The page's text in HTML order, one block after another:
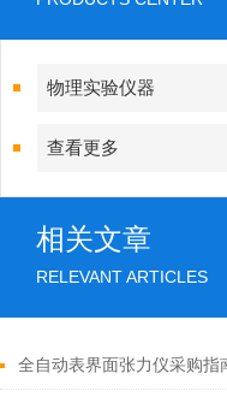
物理实验仪器
查看更多
相关文章
RELEVANT ARTICLES